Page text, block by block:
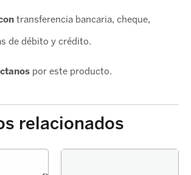
transferencia bancaria, cheque,
de débito y crédito.
por este producto.
relacionados